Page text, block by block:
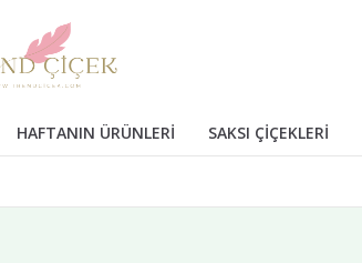
HAFTANIN ÜRÜNLERİ SAKSI ÇİÇEKLERİ